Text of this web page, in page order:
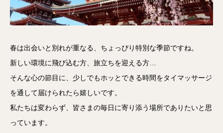
春は出会いと別れが重なる、ちょっぴり特別な季節ですね。
新しい環境に飛び込む方、旅立ちを迎える方…
そんな心の節目に、少しでもホッとできる時間をタイマッサージ
を通して届けられたら嬉しいです。
私たちは変わらず、皆さまの毎日に寄り添う場所でありたいと思
っています。